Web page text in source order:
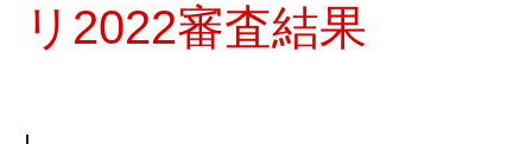
リ2022審査結果